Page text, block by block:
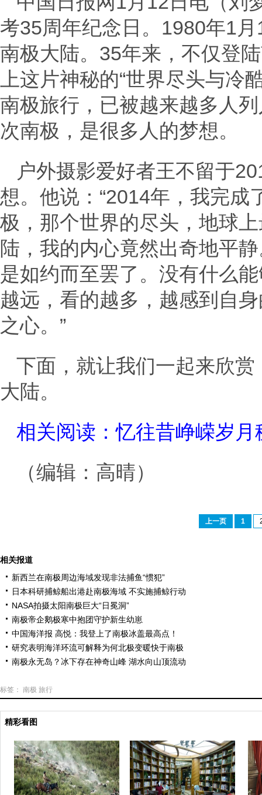
考35周年纪念日。1980年1
南极大陆。35年来，不仅登
上这片神秘的“世界尽头与冷
南极旅行，已被越来越多人
次南极，是很多人的梦想。
户外摄影爱好者王不留于
想。他说：“2014年，我完
极，那个世界的尽头，地球
陆，我的内心竟然出奇地平
是如约而至罢了。没有什么
越远，看的越多，越感到自
之心。”
下面，就让我们一起来欣
大陆。
相关阅读：忆往昔峥嵘岁
（编辑：高晴）
上一页 1
相关报道
新西兰在南极周边海域发现非法捕鱼“惯犯”
日本科研捕鲸船出港赴南极海域 不实施捕鲸行动
NASA拍摄太阳南极巨大“日冕洞”
南极帝企鹅极寒中抱团守护新生幼崽
中国海洋报 高悦：我登上了南极冰盖最高点！
研究表明海洋环流可解释为何北极变暖快于南极
南极永无岛？冰下存在神奇山峰 湖水向山顶流动
标签： 南极 旅行
精彩看图